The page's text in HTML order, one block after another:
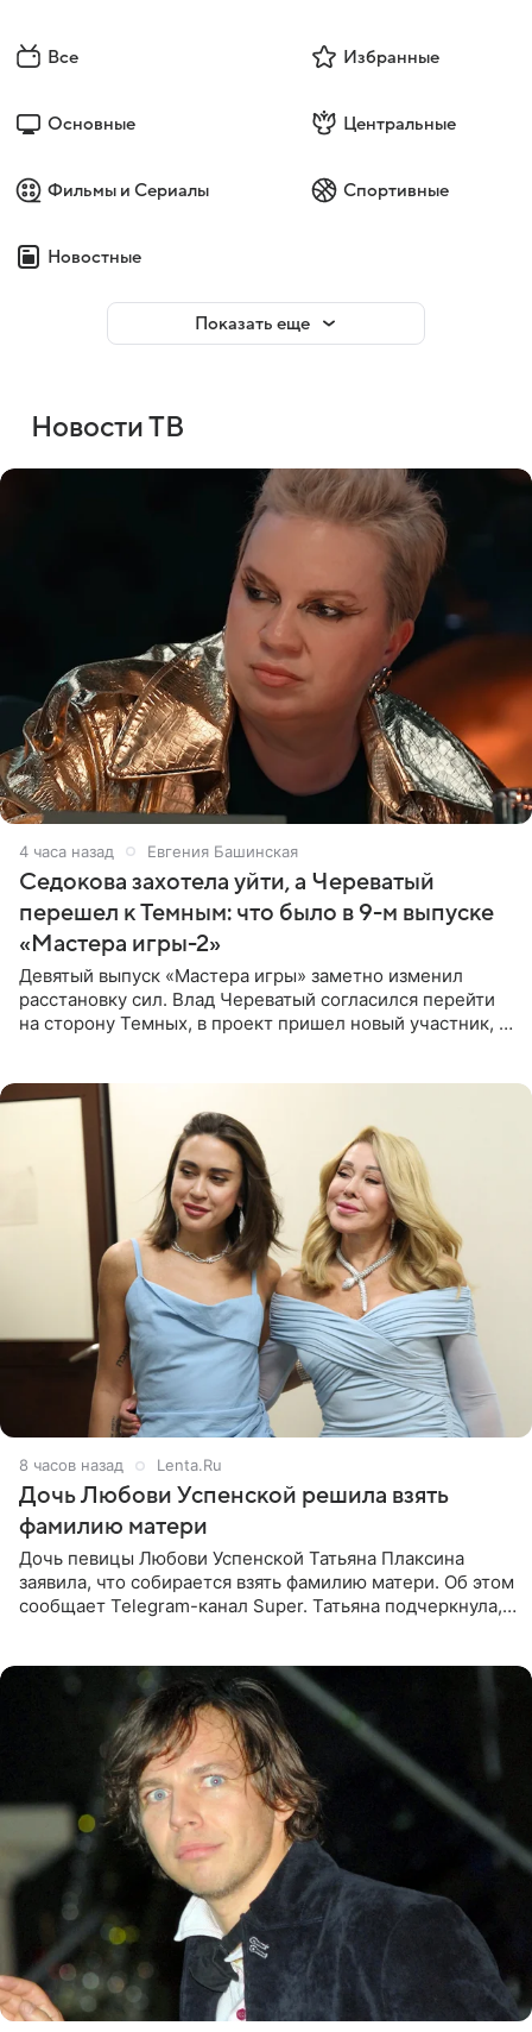
Все Избранные
Основные Центральные
Фильмы и Сериалы Спортивные
Новостные
Показать еще
Новости ТВ
4 часа назад Евгения Башинская
Седокова захотела уйти, а Череватый
перешел к Темным: что было в 9-м выпуске
«Мастера игры-2»
Девятый выпуск «Мастера игры» заметно изменил
расстановку сил. Влад Череватый согласился перейти
на сторону Темных, в проект пришел новый участник, а
8 часов назад Lenta.Ru
Дочь Любови Успенской решила взять
фамилию матери
Дочь певицы Любови Успенской Татьяна Плаксина
заявила, что собирается взять фамилию матери. Об этом
сообщает Telegram-канал Super. Татьяна подчеркнула,